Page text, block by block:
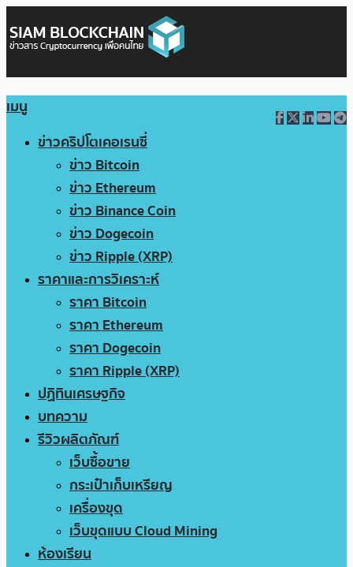
เมนู
ข่าวคริปโตเคอเรนซี่
ข่าว Bitcoin
ข่าว Ethereum
ข่าว Binance Coin
ข่าว Dogecoin
ข่าว Ripple (XRP)
ราคาและการวิเคราะห์
ราคา Bitcoin
ราคา Ethereum
ราคา Dogecoin
ราคา Ripple (XRP)
ปฏิทินเศรษฐกิจ
บทความ
รีวิวผลิตภัณฑ์
เว็บซื้อขาย
กระเป๋าเก็บเหรียญ
เครื่องขุด
เว็บขุดแบบ Cloud Mining
ห้องเรียน